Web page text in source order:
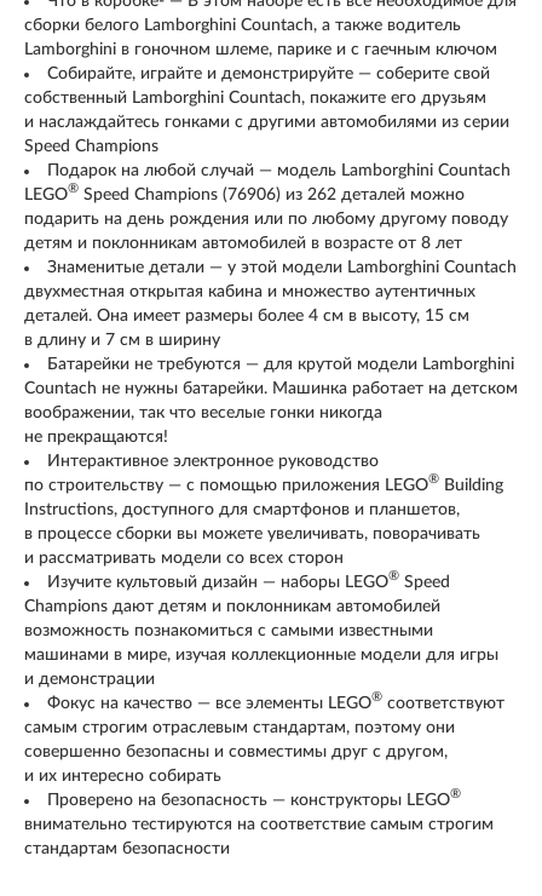
сборки белого Lamborghini Countach, а также водитель
Lamborghini в гоночном шлеме, парике и с гаечным ключом
Собирайте, играйте и демонстрируйте — соберите свой
собственный Lamborghini Countach, покажите его друзьям
и наслаждайтесь гонками с другими автомобилями из серии
Speed Champions
Подарок на любой случай — модель Lamborghini Countach
LEGO® Speed Champions (76906) из 262 деталей можно
подарить на день рождения или по любому другому поводу
детям и поклонникам автомобилей в возрасте от 8 лет
Знаменитые детали — у этой модели Lamborghini Countach
двухместная открытая кабина и множество аутентичных
деталей. Она имеет размеры более 4 см в высоту, 15 см
в длину и 7 см в ширину
Батарейки не требуются — для крутой модели Lamborghini
Countach не нужны батарейки. Машинка работает на детском
воображении, так что веселые гонки никогда
не прекращаются!
Интерактивное электронное руководство
по строительству — с помощью приложения LEGO® Building
Instructions, доступного для смартфонов и планшетов,
в процессе сборки вы можете увеличивать, поворачивать
и рассматривать модели со всех сторон
Изучите культовый дизайн — наборы LEGO® Speed
Champions дают детям и поклонникам автомобилей
возможность познакомиться с самыми известными
машинами в мире, изучая коллекционные модели для игры
и демонстрации
Фокус на качество — все элементы LEGO® соответствуют
самым строгим отраслевым стандартам, поэтому они
совершенно безопасны и совместимы друг с другом,
и их интересно собирать
Проверено на безопасность — конструкторы LEGO®
внимательно тестируются на соответствие самым строгим
стандартам безопасности